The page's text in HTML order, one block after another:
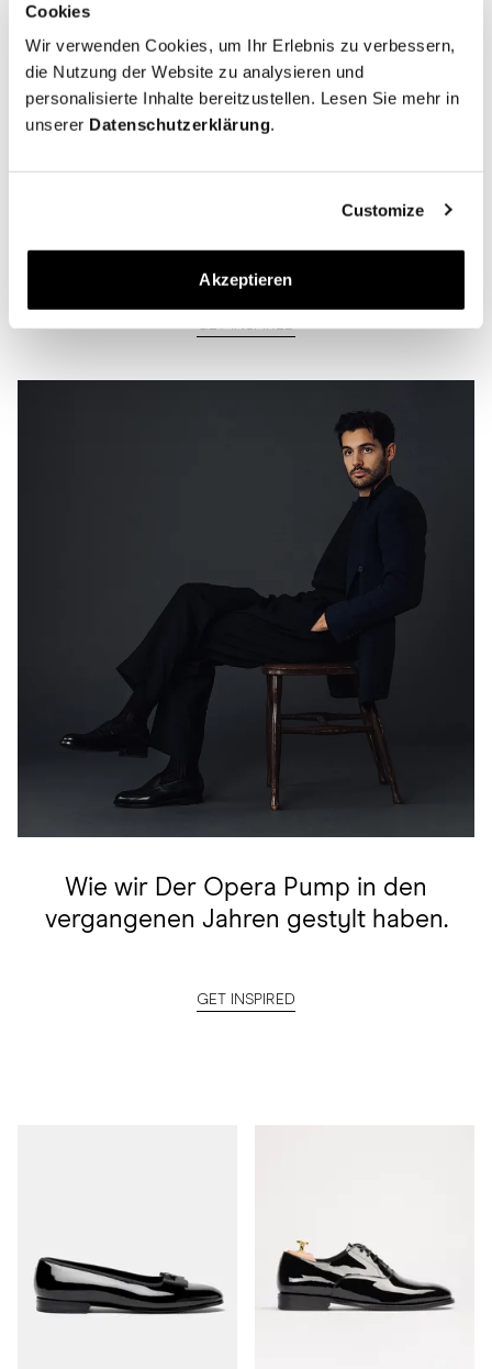
Cookies
Wir verwenden Cookies, um Ihr Erlebnis zu verbessern,
die Nutzung der Website zu analysieren und
personalisierte Inhalte bereitzustellen. Lesen Sie mehr in
unserer Datenschutzerklärung.
Customize
Akzeptieren
Wie wir Der Opera Pump in den
vergangenen Jahren gestylt haben.
GET INSPIRED
Wie wir Der Opera Pump in den
vergangenen Jahren gestylt haben.
GET INSPIRED